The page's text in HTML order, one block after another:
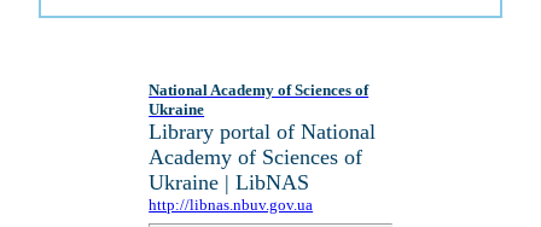
National Academy of Sciences of
Ukraine
Library portal of National
Academy of Sciences of
Ukraine | LibNAS
http://libnas.nbuv.gov.ua